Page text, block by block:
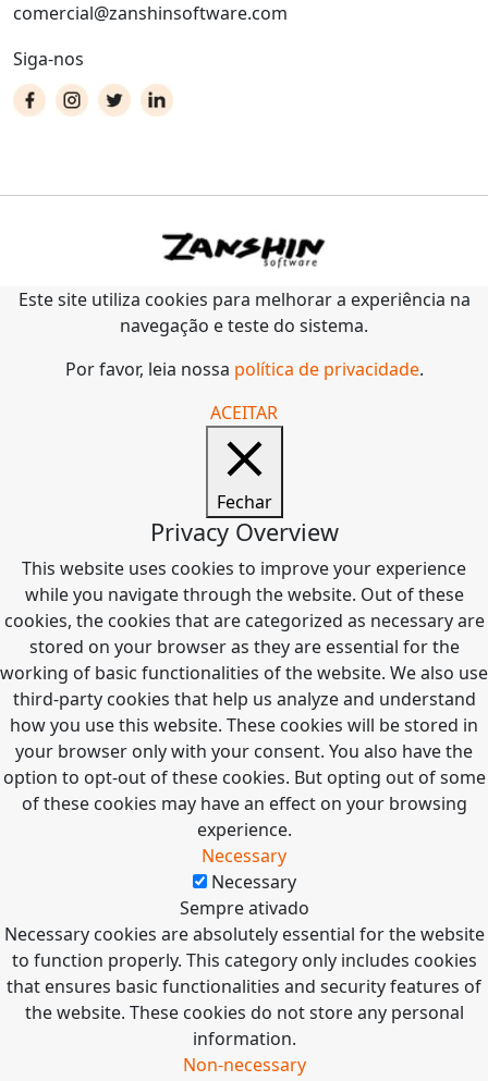
comercial@zanshinsoftware.com
Siga-nos
Este site utiliza cookies para melhorar a experiência na
navegação e teste do sistema.
Por favor, leia nossa política de privacidade.
ACEITAR
Fechar
Privacy Overview
This website uses cookies to improve your experience
while you navigate through the website. Out of these
cookies, the cookies that are categorized as necessary are
stored on your browser as they are essential for the
working of basic functionalities of the website. We also use
third-party cookies that help us analyze and understand
how you use this website. These cookies will be stored in
your browser only with your consent. You also have the
option to opt-out of these cookies. But opting out of some
of these cookies may have an effect on your browsing
experience.
Necessary
Necessary
Sempre ativado
Necessary cookies are absolutely essential for the website
to function properly. This category only includes cookies
that ensures basic functionalities and security features of
the website. These cookies do not store any personal
information.
Non-necessary